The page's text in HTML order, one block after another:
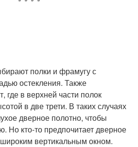
полки и фрамугу с
остекления. Также
где в верхней части полок
в две трети. В таких случаях
дверное полотно, чтобы
Но кто-то предпочитает дверное
вертикальным окном.